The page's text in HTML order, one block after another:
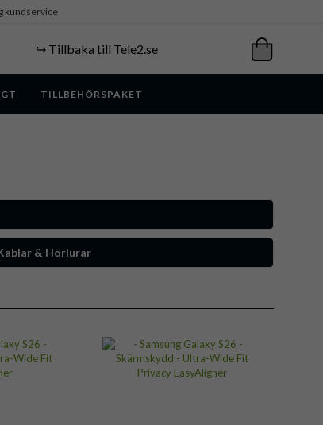
kundservice
↪️ Tillbaka till Tele2.se
TILLBEHÖRSPAKET
& Hörlurar